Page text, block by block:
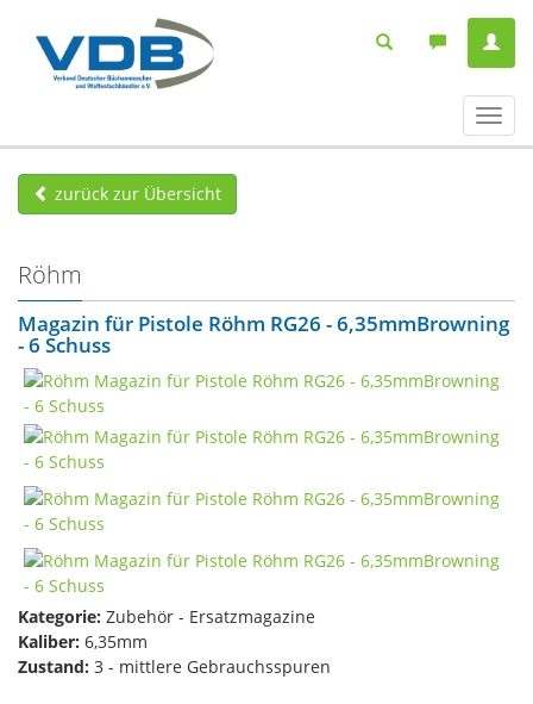
ein-/
zurück zur Übersicht
Röhm
Magazin für Pistole Röhm RG26 - 6,35mmBrowning
- 6 Schuss
Kategorie: Zubehör - Ersatzmagazine
Kaliber: 6,35mm
Zustand: 3 - mittlere Gebrauchsspuren